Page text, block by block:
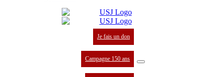
Je fais un don
Campagne 150 ans